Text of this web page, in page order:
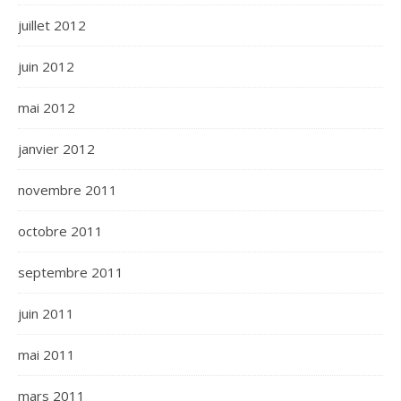
juillet 2012
juin 2012
mai 2012
janvier 2012
novembre 2011
octobre 2011
septembre 2011
juin 2011
mai 2011
mars 2011